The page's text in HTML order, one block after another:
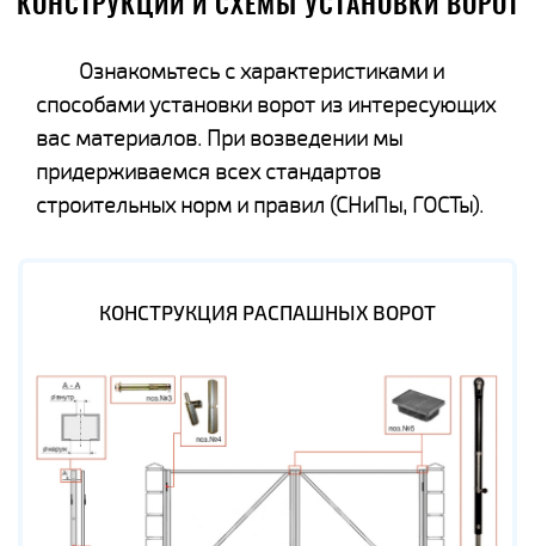
КОНСТРУКЦИИ И СХЕМЫ УСТАНОВКИ ВОРОТ
Ознакомьтесь с характеристиками и
способами установки ворот из интересующих
вас материалов. При возведении мы
придерживаемся всех стандартов
строительных норм и правил (СНиПы, ГОСТы).
КОНСТРУКЦИЯ РАСПАШНЫХ ВОРОТ